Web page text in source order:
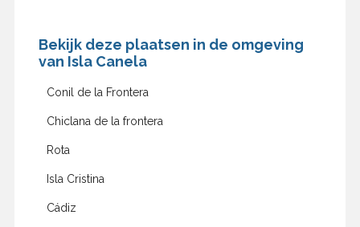
Bekijk deze plaatsen in de omgeving
van Isla Canela
Conil de la Frontera
Chiclana de la frontera
Rota
Isla Cristina
Cádiz